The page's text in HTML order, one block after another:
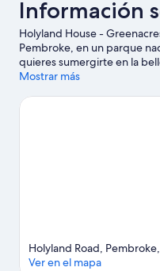
Información
Holyland House -
Pembroke, en un parque
quieres sumergirte en la
Parque Nacional
World of Activities también
Mostrar más
Holyland Road, Pembroke,
Ver en el mapa